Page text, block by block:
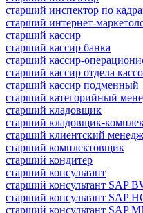
старший инспектор по
старший интернет-
старший кассир
старший кассир банка
старший кассир-
старший кассир отдела
старший кассир подменный
старший категорийный
старший кладовщик
старший кладовщик-
старший клиентский
старший комплектовщик
старший кондитер
старший консультант
старший консультант SAP
старший консультант SAP
старший консультант SAP